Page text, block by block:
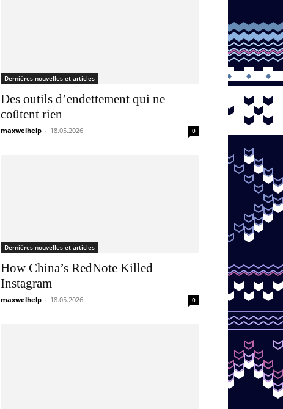
Dernières nouvelles et articles
Des outils d’endettement qui ne
coûtent rien
maxwelhelp - 18.05.2026 0
Dernières nouvelles et articles
How China’s RedNote Killed
Instagram
maxwelhelp - 18.05.2026 0